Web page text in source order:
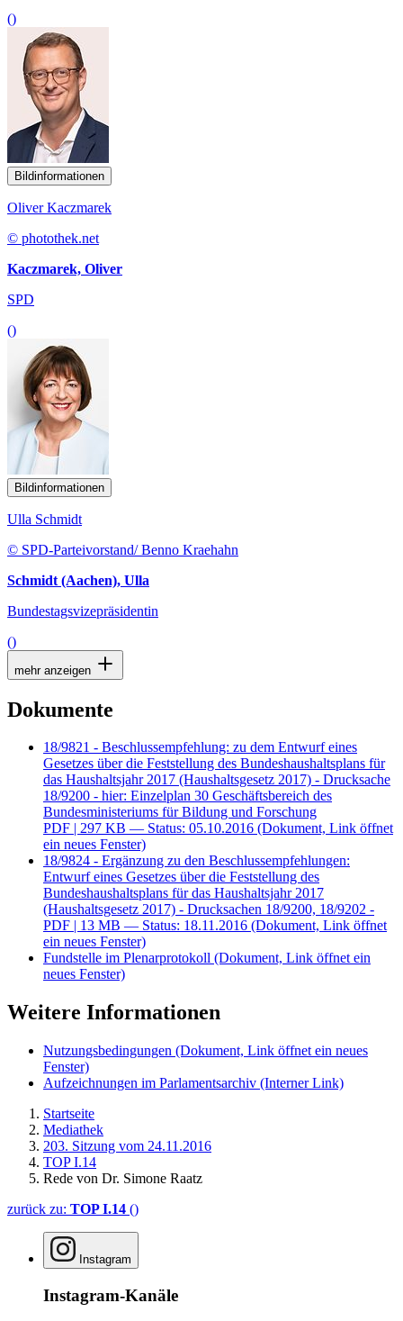
()
Bildinformationen
Oliver Kaczmarek
© photothek.net
Kaczmarek, Oliver
SPD
()
Bildinformationen
Ulla Schmidt
© SPD-Parteivorstand/ Benno Kraehahn
Schmidt (Aachen), Ulla
Bundestagsvizepräsidentin
()
mehr anzeigen
Dokumente
18/9821 - Beschlussempfehlung: zu dem Entwurf eines
Gesetzes über die Feststellung des Bundeshaushaltsplans für
das Haushaltsjahr 2017 (Haushaltsgesetz 2017) - Drucksache
18/9200 - hier: Einzelplan 30 Geschäftsbereich des
Bundesministeriums für Bildung und Forschung
PDF | 297 KB — Status: 05.10.2016 (Dokument, Link öffnet
ein neues Fenster)
18/9824 - Ergänzung zu den Beschlussempfehlungen:
Entwurf eines Gesetzes über die Feststellung des
Bundeshaushaltsplans für das Haushaltsjahr 2017
(Haushaltsgesetz 2017) - Drucksachen 18/9200, 18/9202 -
PDF | 13 MB — Status: 18.11.2016 (Dokument, Link öffnet
ein neues Fenster)
Fundstelle im Plenarprotokoll (Dokument, Link öffnet ein
neues Fenster)
Weitere Informationen
Nutzungsbedingungen (Dokument, Link öffnet ein neues
Fenster)
Aufzeichnungen im Parlamentsarchiv (Interner Link)
Startseite
Mediathek
203. Sitzung vom 24.11.2016
TOP I.14
Rede von Dr. Simone Raatz
zurück zu: TOP I.14 ()
Instagram
Instagram-Kanäle